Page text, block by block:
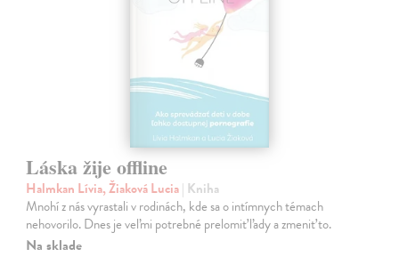
Láska žije offline
Halmkan Lívia, Žiaková Lucia| Kniha
Mnohí z nás vyrastali v rodinách, kde sa o intímnych témach
nehovorilo. Dnes je veľmi potrebné prelomiť ľady a zmeniť to.
Na sklade